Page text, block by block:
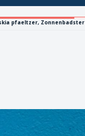
pfaeltzer, Zonnenbadster